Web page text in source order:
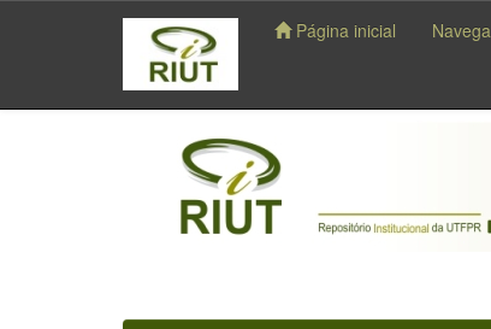
navigation
Página inicial